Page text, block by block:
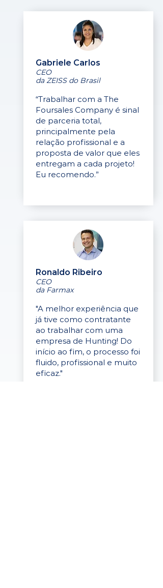
Gabriele Carlos
CEO
da ZEISS do Brasil
“Trabalhar com a The
Foursales Company é sinal
de parceria total,
principalmente pela
relação profissional e a
proposta de valor que eles
entregam a cada projeto!
Eu recomendo.”
Ronaldo Ribeiro
CEO
da Farmax
"A melhor experiência que
já tive como contratante
ao trabalhar com uma
empresa de Hunting! Do
início ao fim, o processo foi
fluido, profissional e muito
eficaz."